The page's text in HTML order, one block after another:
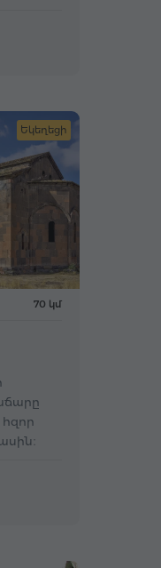
Եկեղեցի
70 կմ
հզոր